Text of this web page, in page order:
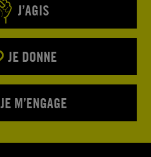
J’AGIS
JE DONNE
JE M’ENGAGE